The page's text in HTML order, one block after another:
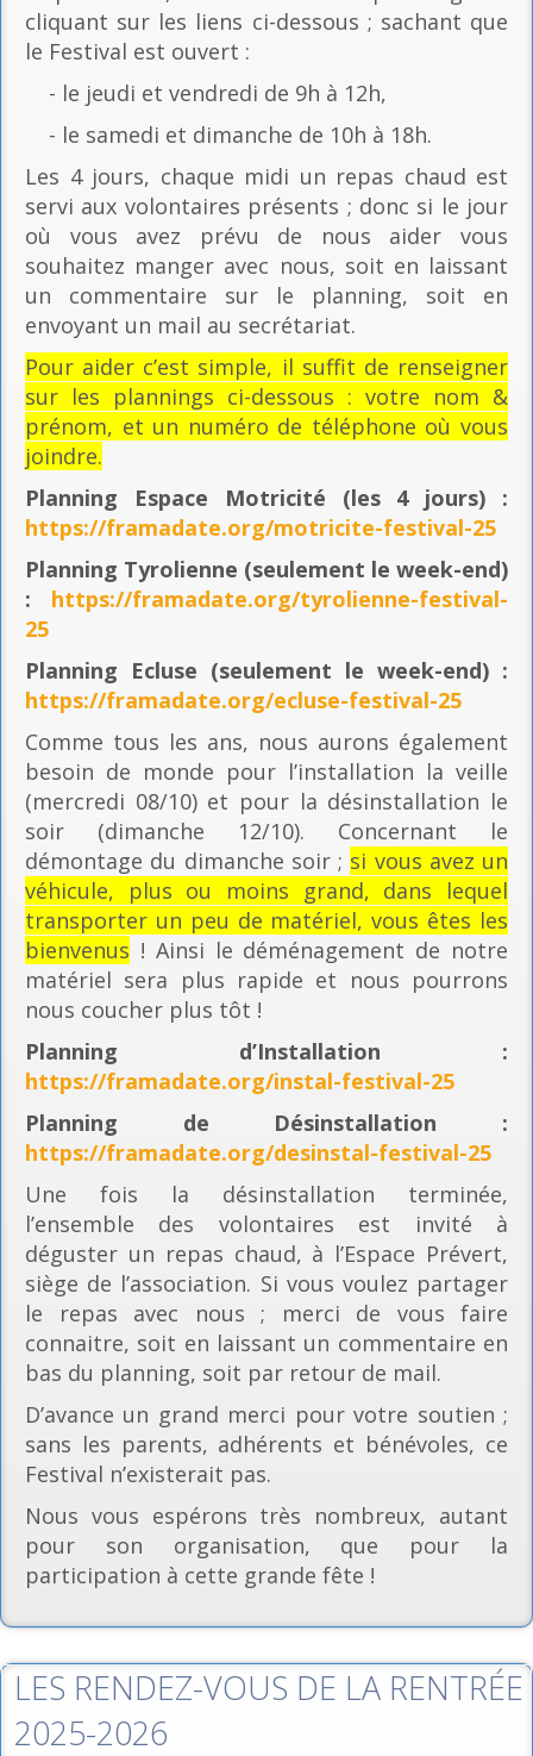
cliquant sur les liens ci-dessous ; sachant que
le Festival est ouvert :
- le jeudi et vendredi de 9h à 12h,
- le samedi et dimanche de 10h à 18h.
Les 4 jours, chaque midi un repas chaud est
servi aux volontaires présents ; donc si le jour
où vous avez prévu de nous aider vous
souhaitez manger avec nous, soit en laissant
un commentaire sur le planning, soit en
envoyant un mail au secrétariat.
Pour aider c’est simple, il suffit de renseigner
sur les plannings ci-dessous : votre nom &
prénom, et un numéro de téléphone où vous
joindre.
Planning Espace Motricité (les 4 jours) :
https://framadate.org/motricite-festival-25
Planning Tyrolienne (seulement le week-end)
: https://framadate.org/tyrolienne-festival-
25
Planning Ecluse (seulement le week-end) :
https://framadate.org/ecluse-festival-25
Comme tous les ans, nous aurons également
besoin de monde pour l’installation la veille
(mercredi 08/10) et pour la désinstallation le
soir (dimanche 12/10). Concernant le
démontage du dimanche soir ; si vous avez un
véhicule, plus ou moins grand, dans lequel
transporter un peu de matériel, vous êtes les
bienvenus ! Ainsi le déménagement de notre
matériel sera plus rapide et nous pourrons
nous coucher plus tôt !
Planning d’Installation :
https://framadate.org/instal-festival-25
Planning de Désinstallation :
https://framadate.org/desinstal-festival-25
Une fois la désinstallation terminée,
l’ensemble des volontaires est invité à
déguster un repas chaud, à l’Espace Prévert,
siège de l’association. Si vous voulez partager
le repas avec nous ; merci de vous faire
connaitre, soit en laissant un commentaire en
bas du planning, soit par retour de mail.
D’avance un grand merci pour votre soutien ;
sans les parents, adhérents et bénévoles, ce
Festival n’existerait pas.
Nous vous espérons très nombreux, autant
pour son organisation, que pour la
participation à cette grande fête !
LES RENDEZ-VOUS DE LA RENTRÉE
2025-2026